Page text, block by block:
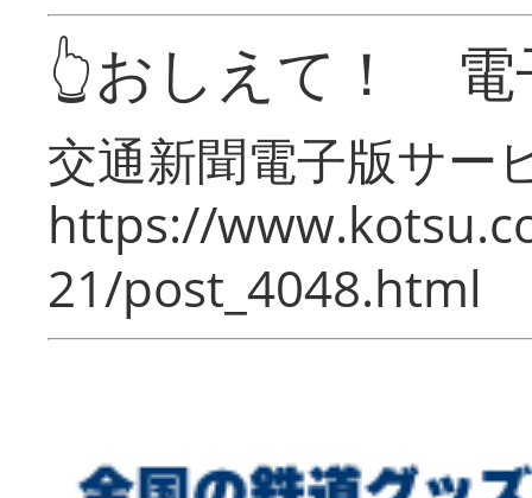
👆おしえて！ 電
交通新聞電子版サー
https://
21/post_4048.html